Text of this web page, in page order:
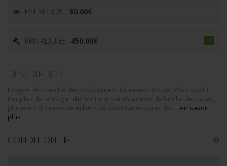
ESTIMATION : 80.00€
PRIX ADJUGÉ : 450.00€
DESCRIPTION
Insigne de manche des volontaires ukrainien. Russie, Wehrmacht
Peuples de la Volga, Idel en Tatar situés autour de la ville de Kazan,
plusieurs dizaines de milliers de volontaires dans des... en savoir
plus
CONDITION : I-